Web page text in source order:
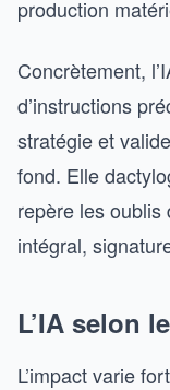
production
Concrètement,
d’instructions
stratégie et
fond. Elle
repère les
intégral,
L’IA selon
L’impact varie